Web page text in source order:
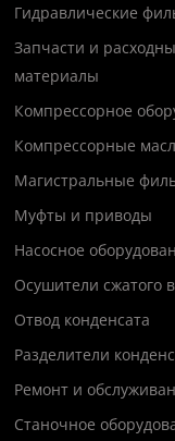
Гидравлические
Запчасти и
материалы
Компрессорное
Компрессорные
Магистральные
Муфты и приводы
Насосное
Осушители сжатого
Отвод конденсата
Разделители
Ремонт и
Станочное